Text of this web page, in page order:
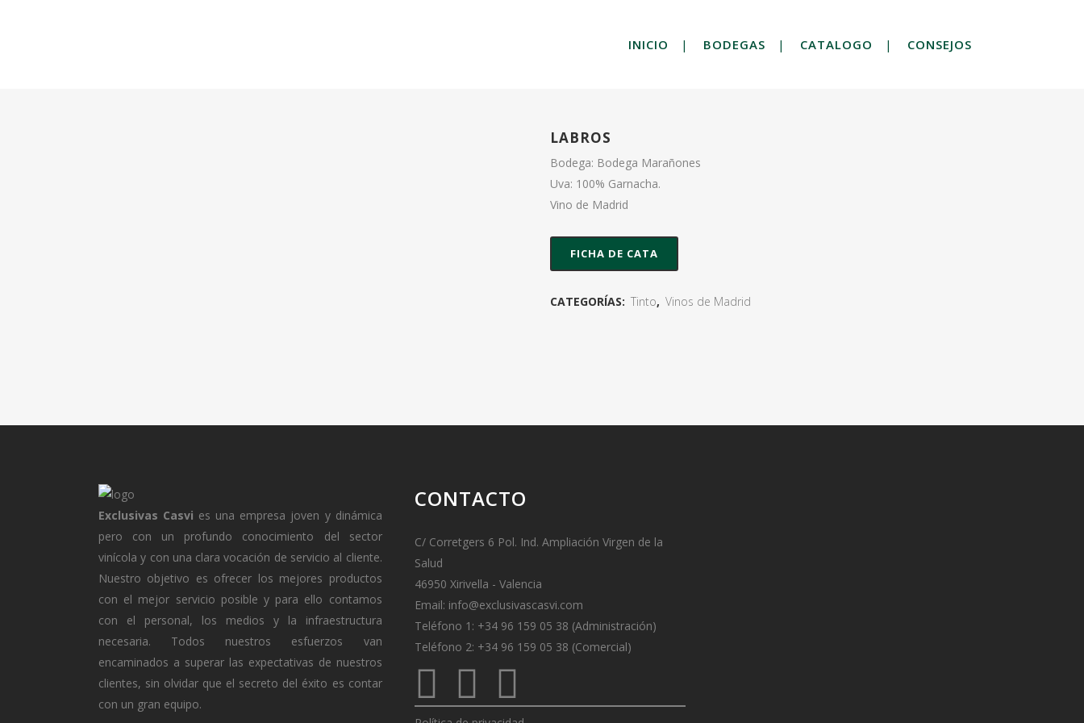
INICIO BODEGAS CATALOGO CONSEJOS
LABROS
Bodega: Bodega Marañones
Uva: 100% Garnacha.
Vino de Madrid
FICHA DE CATA
CATEGORÍAS: Tinto, Vinos de Madrid
Exclusivas Casvi es una empresa joven y dinámica
pero con un profundo conocimiento del sector
vinícola y con una clara vocación de servicio al cliente.
Nuestro objetivo es ofrecer los mejores productos
con el mejor servicio posible y para ello contamos
con el personal, los medios y la infraestructura
necesaria. Todos nuestros esfuerzos van
encaminados a superar las expectativas de nuestros
clientes, sin olvidar que el secreto del éxito es contar
con un gran equipo.
CONTACTO
C/ Corretgers 6 Pol. Ind. Ampliación Virgen de la
Salud
46950 Xirivella - Valencia
Email: info@exclusivascasvi.com
Teléfono 1: +34 96 159 05 38 (Administración)
Teléfono 2: +34 96 159 05 38 (Comercial)